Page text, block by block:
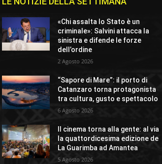
«Chi assalta lo Stato è un
criminale»: Salvini attacca la
sinistra e difende le forze
dell’ordine
2 Agosto 2026
“Sapore di Mare”: il porto di
Catanzaro torna protagonista
tra cultura, gusto e spettacolo
6 Agosto 2026
Il cinema torna alla gente: al via
la quattordicesima edizione de
La Guarimba ad Amantea
5 Agosto 2026